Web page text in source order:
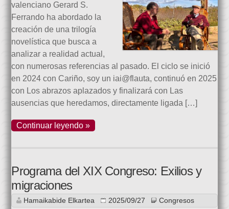
valenciano Gerard S.
Ferrando ha abordado la
creación de una trilogía
novelística que busca a
analizar a realidad actual,
con numerosas referencias al pasado. El ciclo se inició
en 2024 con Cariño, soy un iai@flauta, continuó en 2025
con Los abrazos aplazados y finalizará con Las
ausencias que heredamos, directamente ligada […]
Continuar leyendo »
Programa del XIX Congreso: Exilios y
migraciones
Hamaikabide Elkartea 2025/09/27 Congresos